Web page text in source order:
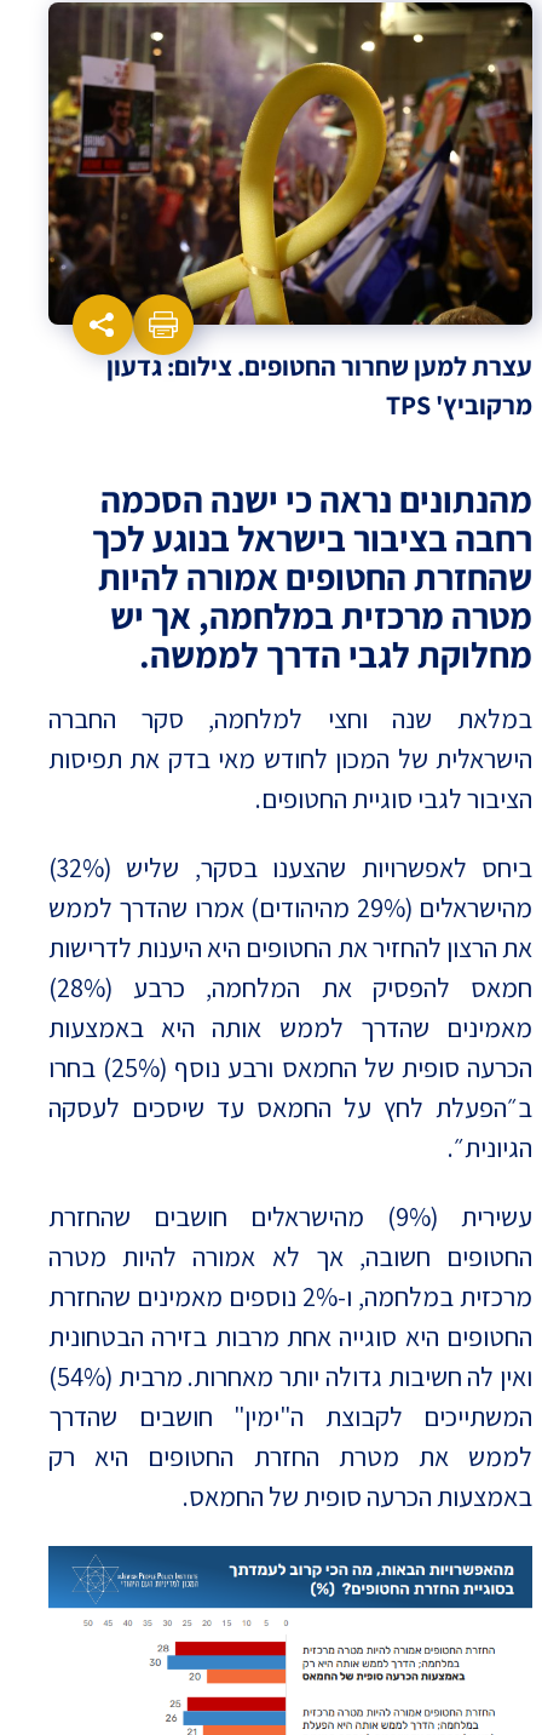
עצרת למען שחרור החטופים. צילום: גדעון
מרקוביץ' TPS
מהנתונים נראה כי ישנה הסכמה
רחבה בציבור בישראל בנוגע לכך
שהחזרת החטופים אמורה להיות
מטרה מרכזית במלחמה, אך יש
מחלוקת לגבי הדרך לממשה.
במלאת שנה וחצי למלחמה, סקר החברה
הישראלית של המכון לחודש מאי בדק את תפיסות
הציבור לגבי סוגיית החטופים.
ביחס לאפשרויות שהצענו בסקר, שליש (32%)
מהישראלים (29% מהיהודים) אמרו שהדרך לממש
את הרצון להחזיר את החטופים היא היענות לדרישות
חמאס להפסיק את המלחמה, כרבע (28%)
מאמינים שהדרך לממש אותה היא באמצעות
הכרעה סופית של החמאס ורבע נוסף (25%) בחרו
ב״הפעלת לחץ על החמאס עד שיסכים לעסקה
הגיונית״.
עשירית (9%) מהישראלים חושבים שהחזרת
החטופים חשובה, אך לא אמורה להיות מטרה
מרכזית במלחמה, ו-2% נוספים מאמינים שהחזרת
החטופים היא סוגייה אחת מרבות בזירה הבטחונית
ואין לה חשיבות גדולה יותר מאחרות. מרבית (54%)
המשתייכים לקבוצת ה"ימין" חושבים שהדרך
לממש את מטרת החזרת החטופים היא רק
באמצעות הכרעה סופית של החמאס.